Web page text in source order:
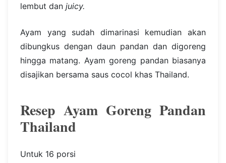
lembut dan juicy.
Ayam yang sudah dimarinasi kemudian akan
dibungkus dengan daun pandan dan digoreng
hingga matang. Ayam goreng pandan biasanya
disajikan bersama saus cocol khas Thailand.
Resep Ayam Goreng Pandan
Thailand
Untuk 16 porsi